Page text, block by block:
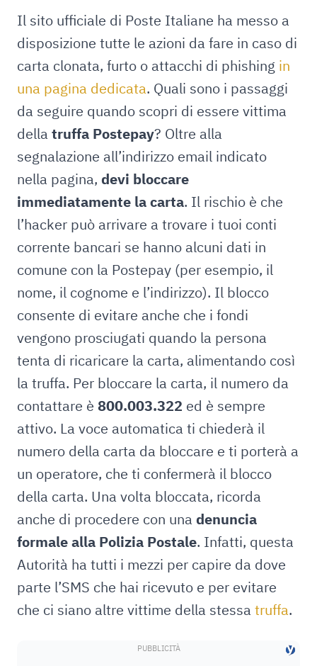
Il sito ufficiale di Poste Italiane ha messo a
disposizione tutte le azioni da fare in caso di
carta clonata, furto o attacchi di phishing in
una pagina dedicata. Quali sono i passaggi
da seguire quando scopri di essere vittima
della truffa Postepay? Oltre alla
segnalazione all’indirizzo email indicato
nella pagina, devi bloccare
immediatamente la carta. Il rischio è che
l’hacker può arrivare a trovare i tuoi conti
corrente bancari se hanno alcuni dati in
comune con la Postepay (per esempio, il
nome, il cognome e l’indirizzo). Il blocco
consente di evitare anche che i fondi
vengono prosciugati quando la persona
tenta di ricaricare la carta, alimentando così
la truffa. Per bloccare la carta, il numero da
contattare è 800.003.322 ed è sempre
attivo. La voce automatica ti chiederà il
numero della carta da bloccare e ti porterà a
un operatore, che ti confermerà il blocco
della carta. Una volta bloccata, ricorda
anche di procedere con una denuncia
formale alla Polizia Postale. Infatti, questa
Autorità ha tutti i mezzi per capire da dove
parte l’SMS che hai ricevuto e per evitare
che ci siano altre vittime della stessa truffa.